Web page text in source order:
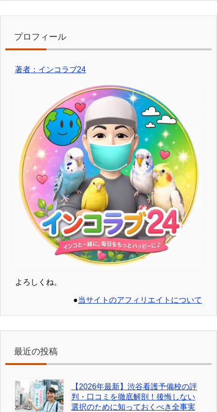
プロフィール
著者：インコラブ24
よろしくね。
●当サイトのアフィリエイトについて
最近の投稿
【2026年最新】渋谷看護予備校の評
判・口コミを徹底解剖！後悔しない
選択のために知っておくべき全事実